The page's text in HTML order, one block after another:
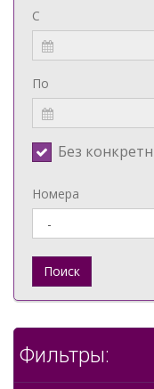
С
По
Без
Номера
Поиск
Фильтры: